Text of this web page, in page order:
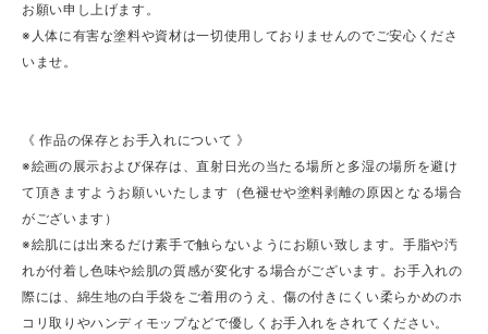
お願い申し上げます。
※人体に有害な塗料や資材は一切使用しておりませんのでご安心くださ
いませ。
《 作品の保存とお手入れについて 》
※絵画の展示および保存は、直射日光の当たる場所と多湿の場所を避け
て頂きますようお願いいたします（色褪せや塗料剥離の原因となる場合
がございます）
※絵肌には出来るだけ素手で触らないようにお願い致します。手脂や汚
れが付着し色味や絵肌の質感が変化する場合がございます。お手入れの
際には、綿生地の白手袋をご着用のうえ、傷の付きにくい柔らかめのホ
コリ取りやハンディモップなどで優しくお手入れをされてください。